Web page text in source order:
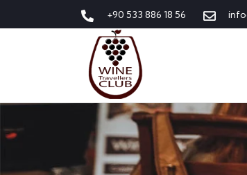
+90 533 886 18 56